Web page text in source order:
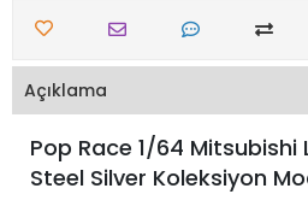
Açıklama
Pop Race 1/64 Mitsubishi
Steel Silver Koleksiyon